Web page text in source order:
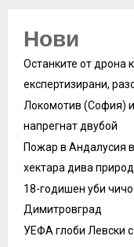
Нови
Останките от
експертизирани,
Локомотив (София)
напрегнат двубой
Пожар в Андалусия
хектара дива
18-годишен уби
Димитровград
УЕФА глоби Левски